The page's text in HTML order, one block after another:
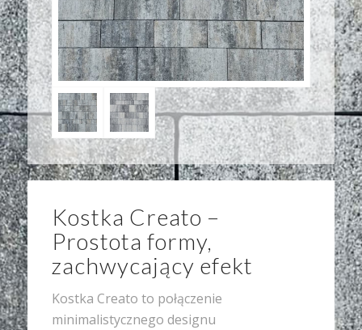
Kostka Creato –
Prostota formy,
zachwycający efekt
Kostka Creato to połączenie
minimalistycznego designu